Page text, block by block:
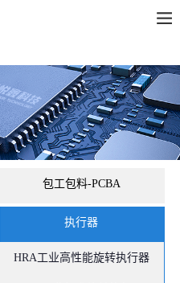
包工包料-PCBA
执行器
HRA工业高性能旋转执行器